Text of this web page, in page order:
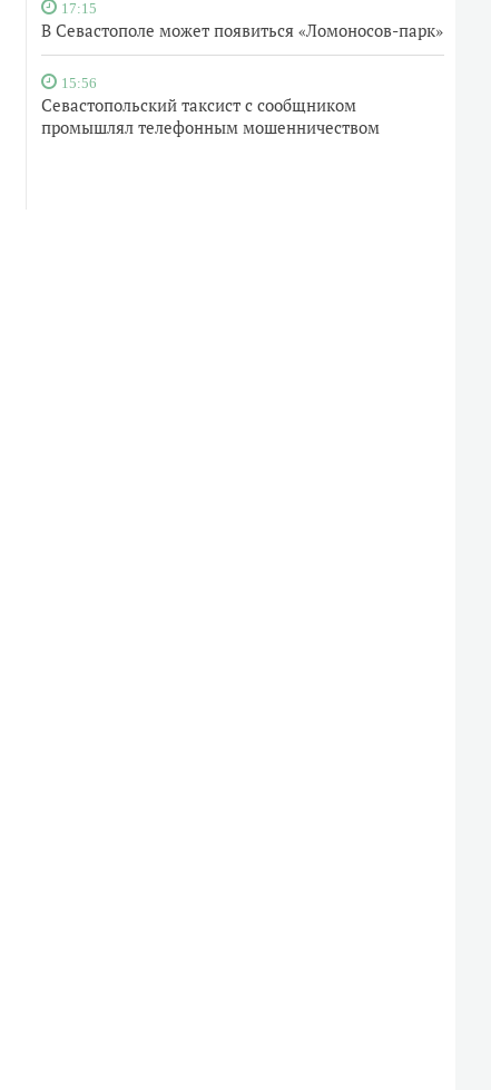
17:15
В Севастополе может появиться «Ломоносов-парк»
15:56
Севастопольский таксист с сообщником
промышлял телефонным мошенничеством